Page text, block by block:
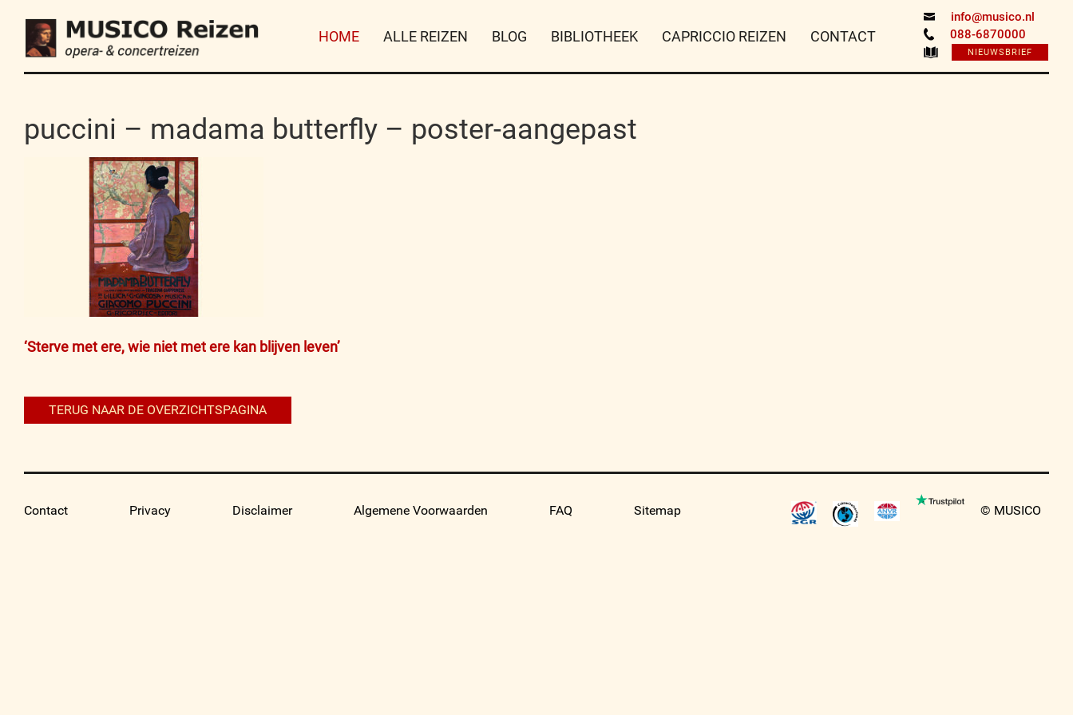
info@musico.nl
088-6870000
NIEUWSBRIEF
HOME ALLE REIZEN BLOG BIBLIOTHEEK CAPRICCIO REIZEN CONTACT
puccini – madama butterfly – poster-aangepast
Bericht
‘Sterve met ere, wie niet met ere kan blijven leven’
TERUG NAAR DE OVERZICHTSPAGINA
Contact Privacy Disclaimer Algemene Voorwaarden FAQ Sitemap © MUSICO